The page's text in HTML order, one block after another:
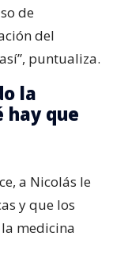
de
del
puntualiza.
la
hay que
a Nicolás le
y que los
medicina